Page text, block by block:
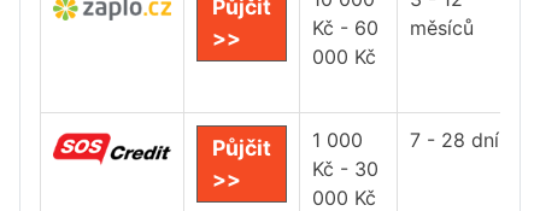
Půjčit
>>
Kč - 60
000 Kč
měsíců
Půjčit
>>
1 000
Kč - 30
000 Kč
7 - 28 dní